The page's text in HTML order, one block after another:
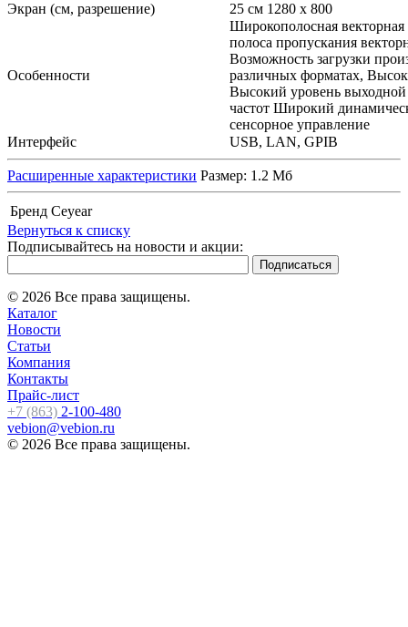
Экран (см, разрешение)
25 см 1280 х 800
Особенности
Широкополосная
полоса пропускания
Возможность загрузки
различных форматах,
Высокий уровень
частот Широкий
сенсорное управление
Интерфейс
USB, LAN, GPIB
Расширенные характеристики Размер: 1.2 Мб
Бренд Ceyear
Вернуться к списку
Подписывайтесь на новости и акции:
© 2026 Все права защищены.
Каталог
Новости
Статьи
Компания
Контакты
Прайс-лист
+7 (863) 2-100-480
vebion@vebion.ru
© 2026 Все права защищены.